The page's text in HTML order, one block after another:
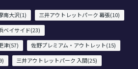
南大沢(1)
三井アウトレットパーク 幕張(10)
ベイサイド(23)
津(57)
佐野プレミアム・アウトレット(15)
三井アウトレットパーク 入間(25)